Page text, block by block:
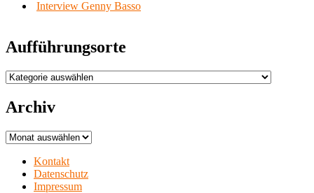
Interview Genny Basso
Aufführungsorte
Aufführungsorte
Archiv
Archiv
Kontakt
Datenschutz
Impressum